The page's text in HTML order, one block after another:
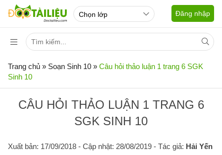
Đăng nhập
Trang chủ » Soạn Sinh 10 » Câu hỏi thảo luận 1 trang 6 SGK
Sinh 10
CÂU HỎI THẢO LUẬN 1 TRANG 6
SGK SINH 10
Xuất bản: 17/09/2018 - Cập nhật: 28/08/2019 - Tác giả: Hải Yến